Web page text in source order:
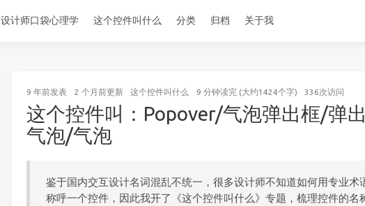
设计师口袋心理学 这个控件叫什么 分类 归档 关于我
9 年前发表 2 个月前更新 这个控件叫什么 9 分钟读完 (大约1424个字) 336次访问
这个控件叫：Popover/气泡弹出框/弹
气泡/气泡
鉴于国内交互设计名词混乱不统一，很多设计师不知道如何用专业术
称呼一个控件，因此我开了《这个控件叫什么》专题，梳理控件的名